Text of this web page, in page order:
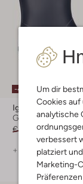
Um dir
Cookies auf
analytische
verbessert
platziert
Marketing-
-40%
Igor
Gummistiefel
€ 44,95 € 26,99
+ mehr farben